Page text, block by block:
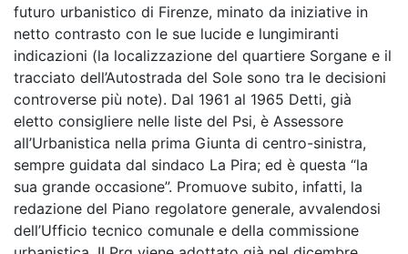
futuro urbanistico di Firenze, minato da iniziative in
netto contrasto con le sue lucide e lungimiranti
indicazioni (la localizzazione del quartiere Sorgane e il
tracciato dell’Autostrada del Sole sono tra le decisioni
controverse più note). Dal 1961 al 1965 Detti, già
eletto consigliere nelle liste del Psi, è Assessore
all’Urbanistica nella prima Giunta di centro-sinistra,
sempre guidata dal sindaco La Pira; ed è questa “la
sua grande occasione”. Promuove subito, infatti, la
redazione del Piano regolatore generale, avvalendosi
dell’Ufficio tecnico comunale e della commissione